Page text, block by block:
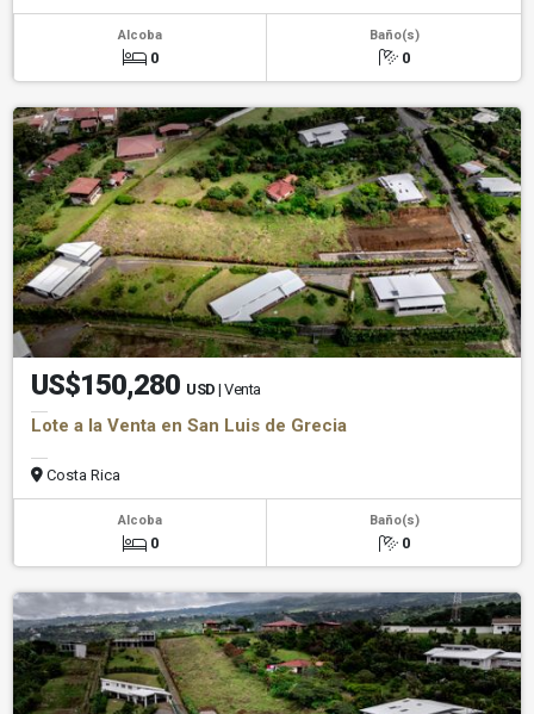
Alcoba
0
Baño(s)
0
US$150,280 USD | Venta
Lote a la Venta en San Luis de Grecia
Costa Rica
Alcoba
0
Baño(s)
0